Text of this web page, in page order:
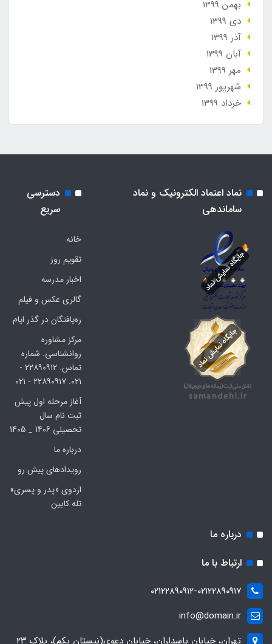
بهمن 1399
دی 1399
آذر 1399
آبان 1399
مهر 1399
شهریور 1399
خرداد 1399
نماد اعتماد الکترونیک و نماد
ساماندهی
دسترسی
سریع
خانه
تقویم روز
اخبار مدرسه
گالری عکس و فیلم
ره‌یافتگان در گذر ایام
مرکز مشاوره
روانشناسی. شماره
تماس. ۲۲۸۹۰۹۱۲ -
۰۲۱. ۲۲۸۹۰۹۱۷ - ۰۲۱
آغاز مرحله اول پیش
ثبت نام سال
تحصیلی 1406 _ 1405
درباره ما
رویدادهای پیش رو
اردوی «پدر و پسری»
تله کابین
درباره ما
ارتباط با ما
۰۲۱۲۲۸۹۰۹۱۲-۰۲۱۲۲۸۹۰۹۱۷
info@domain.ir
تهران، خیابان پاسداران، خیابان دعوی(نیستان یکم)، پلاک ۲۳